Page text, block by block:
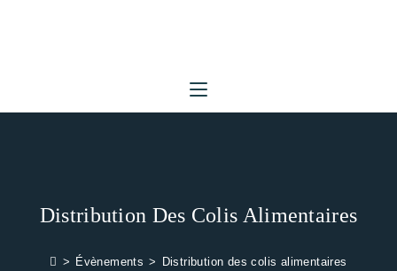
Distribution Des Colis Alimentaires
> Évènements > Distribution des colis alimentaires